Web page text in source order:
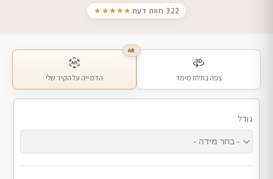
★★★★★
322 חוות דעת
צפה בתלת מימד
AR
הדמייה על הקיר שלי
גודל